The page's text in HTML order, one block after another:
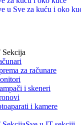
u Sve za kuću i oko
Sekcija
za računare
i skeneri
i kamere